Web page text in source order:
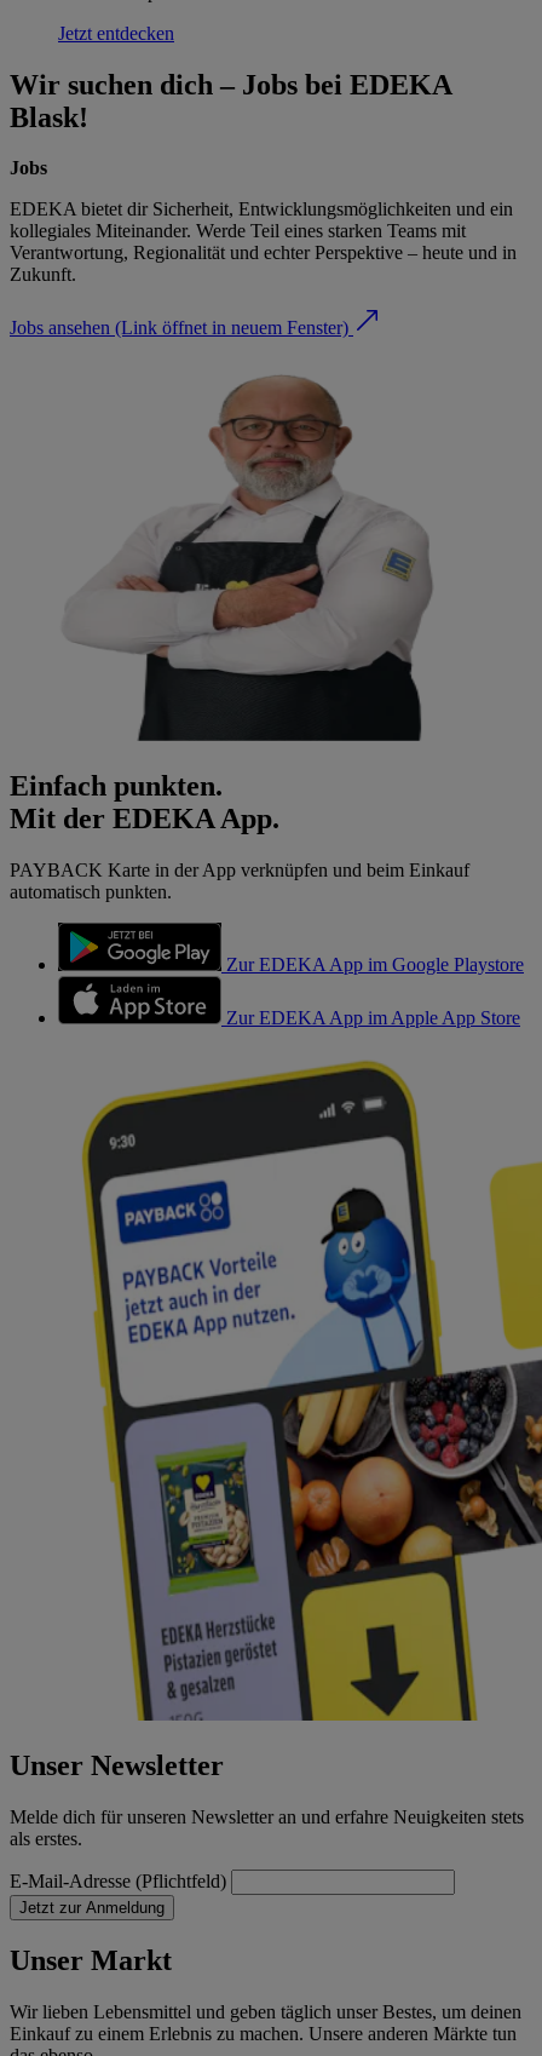
Jetzt entdecken
Wir suchen dich – Jobs bei EDEKA
Blask!
Jobs
EDEKA bietet dir Sicherheit, Entwicklungsmöglichkeiten und ein
kollegiales Miteinander. Werde Teil eines starken Teams mit
Verantwortung, Regionalität und echter Perspektive – heute und in
Zukunft.
Jobs ansehen (Link öffnet in neuem Fenster)
Einfach punkten.
Mit der EDEKA App.
PAYBACK Karte in der App verknüpfen und beim Einkauf
automatisch punkten.
Zur EDEKA App im Google Playstore
Zur EDEKA App im Apple App Store
Unser Newsletter
Melde dich für unseren Newsletter an und erfahre Neuigkeiten stets
als erstes.
E-Mail-Adresse (Pflichtfeld)
Jetzt zur Anmeldung
Unser Markt
Wir lieben Lebensmittel und geben täglich unser Bestes, um deinen
Einkauf zu einem Erlebnis zu machen. Unsere anderen Märkte tun